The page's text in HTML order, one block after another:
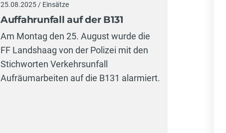
25.08.2025 / Einsätze
Auffahrunfall auf der B131
Am Montag den 25. August wurde die
FF Landshaag von der Polizei mit den
Stichworten Verkehrsunfall
Aufräumarbeiten auf die B131 alarmiert.